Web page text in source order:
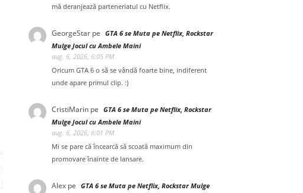
mă deranjează parteneriatul cu Netflix.
GeorgeStar pe GTA 6 se Muta pe Netflix, Rockstar
Mulge Jocul cu Ambele Maini
aug. 6, 2026, 6:05 PM
Oricum GTA 6 o să se vândă foarte bine, indiferent
unde apare primul clip. :)
CristiMarin pe GTA 6 se Muta pe Netflix, Rockstar
Mulge Jocul cu Ambele Maini
aug. 6, 2026, 6:01 PM
Mi se pare că încearcă să scoată maximum din
promovare înainte de lansare.
Alex pe GTA 6 se Muta pe Netflix, Rockstar Mulge